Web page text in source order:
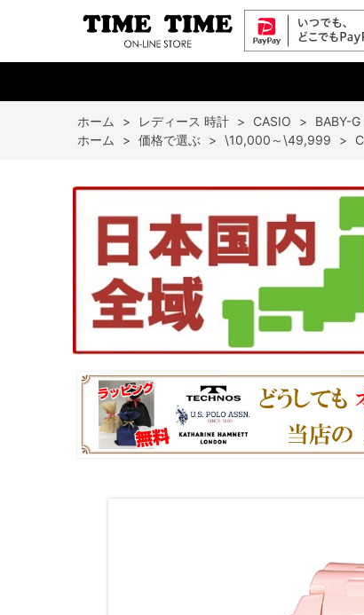
ホーム > レディース 時計 > CASIO > BABY-
ホーム
> 価格で選ぶ > \10,000～\49,999 >